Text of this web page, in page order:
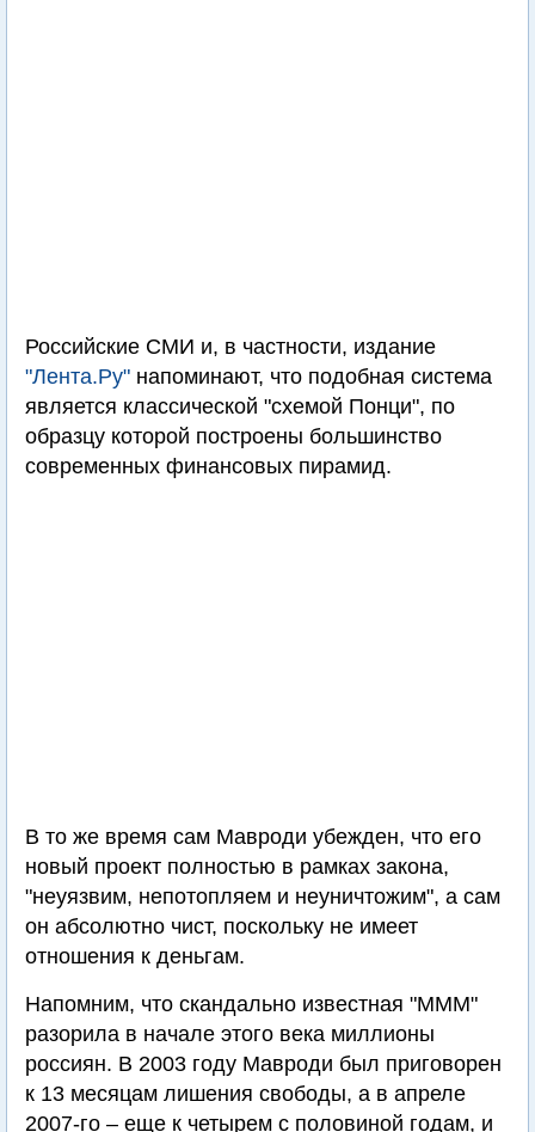
Российские СМИ и, в частности, издание
"Лента.Ру" напоминают, что подобная система
является классической "схемой Понци", по
образцу которой построены большинство
современных финансовых пирамид.
В то же время сам Мавроди убежден, что его
новый проект полностью в рамках закона,
"неуязвим, непотопляем и неуничтожим", а сам
он абсолютно чист, поскольку не имеет
отношения к деньгам.
Напомним, что скандально известная "МММ"
разорила в начале этого века миллионы
россиян. В 2003 году Мавроди был приговорен
к 13 месяцам лишения свободы, а в апреле
2007-го – еще к четырем с половиной годам, и